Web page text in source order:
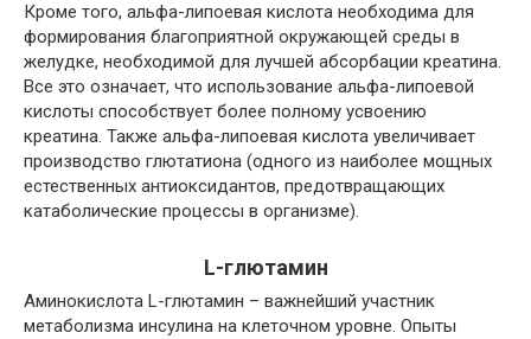
Кроме того, альфа-липоевая кислота необходима для
формирования благоприятной окружающей среды в
желудке, необходимой для лучшей абсорбации креатина.
Все это означает, что использование альфа-липоевой
кислоты способствует более полному усвоению
креатина. Также альфа-липоевая кислота увеличивает
производство глютатиона (одного из наиболее мощных
естественных антиоксидантов, предотвращающих
катаболические процессы в организме).
L-глютамин
Аминокислота L-глютамин – важнейший участник
метаболизма инсулина на клеточном уровне. Опыты